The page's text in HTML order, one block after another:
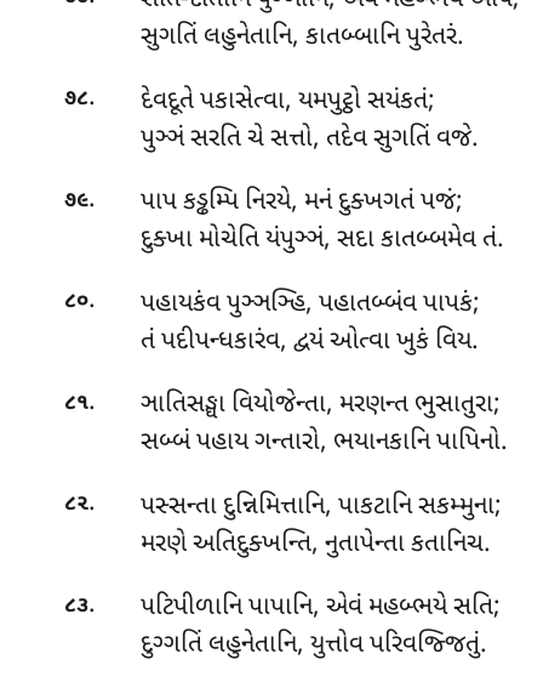
સુગતિં લહુનેતાનિ, કાતબ્બાનિ પુરેતરં.
૭૮. દેવદૂતેપકાસેત્વા, યમપુટ્ઠો સયંકતં;
પુઞ્ઞં સરતિ ચે સત્તો, તદેવ સુગતિં વજે.
૭૯. પાપકડ્ઢમ્પિ નિરયે, મનં દુક્ખગતં પજં;
દુક્ખા મોચેતિ યંપુઞ્ઞં, સદા કાતબ્બમેવ તં.
૮૦.
પહાયકંવ પુઞ્ઞઞ્હિ, પહાતબ્બંવ પાપકં;
તં પદીપન્ધકારંવ, દ્વયં ઓત્વા ખુકં વિય.
૮૧. ઞાતિસઙ્ઘા વિયોજેન્તા, મરણન્ત ભુસાતુરા;
સબ્બં પહાય ગન્તારો, ભયાનકાનિ પાપિનો.
૮૨.
પસ્સન્તા દુન્નિમિત્તાનિ, પાકટાનિ સકમ્મુના;
મરણે અતિદુક્ખન્તિ, નુતાપેન્તા કતાનિચ.
૮૩. પટિપીળાનિપાપાનિ, એવં મહબ્ભયે સતિ;
દુગ્ગતિં લહુનેતાનિ, યુત્તોવ પરિવજ્જિતું.